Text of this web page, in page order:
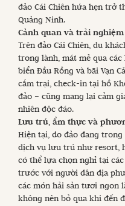
đảo Cái Chiên hứa hẹn trở
Quảng Ninh.
Cảnh quan và trải nghiệm
Trên đảo Cái Chiên, du
trong lành, mát mẻ qua
biển Đầu Rồng và bãi Vạn
cắm trại, check-in tại hồ
đảo – cũng mang lại cảm
nhiên độc đáo.
Lưu trú, ẩm thực và
Hiện tại, do đảo đang
dịch vụ lưu trú như resort,
có thể lựa chọn nghỉ tại
trước với người dân địa
các món hải sản tươi ngon
không nên bỏ qua khi đến